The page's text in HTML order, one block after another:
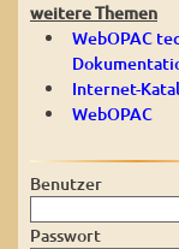
weitere Themen
WebOPAC
Internet-
WebOPAC
Benutzer
Passwort